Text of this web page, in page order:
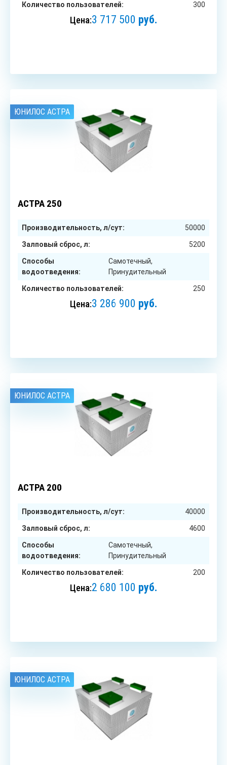
Количество пользователей: 300
Цена:3 717 500 руб.
ЮНИЛОС АСТРА
АСТРА 250
Производительность, л/сут: 50000
Залповый сброс, л: 5200
Способы
водоотведения:
Самотечный,
Принудительный
Количество пользователей: 250
Цена:3 286 900 руб.
ЮНИЛОС АСТРА
АСТРА 200
Производительность, л/сут: 40000
Залповый сброс, л: 4600
Способы
водоотведения:
Самотечный,
Принудительный
Количество пользователей: 200
Цена:2 680 100 руб.
ЮНИЛОС АСТРА